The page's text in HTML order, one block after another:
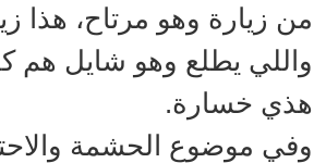
من زيارة وهو مرتاح، هذا
واللي يطلع وهو شايل هم
هذي خسارة.
وفي موضوع الحشمة